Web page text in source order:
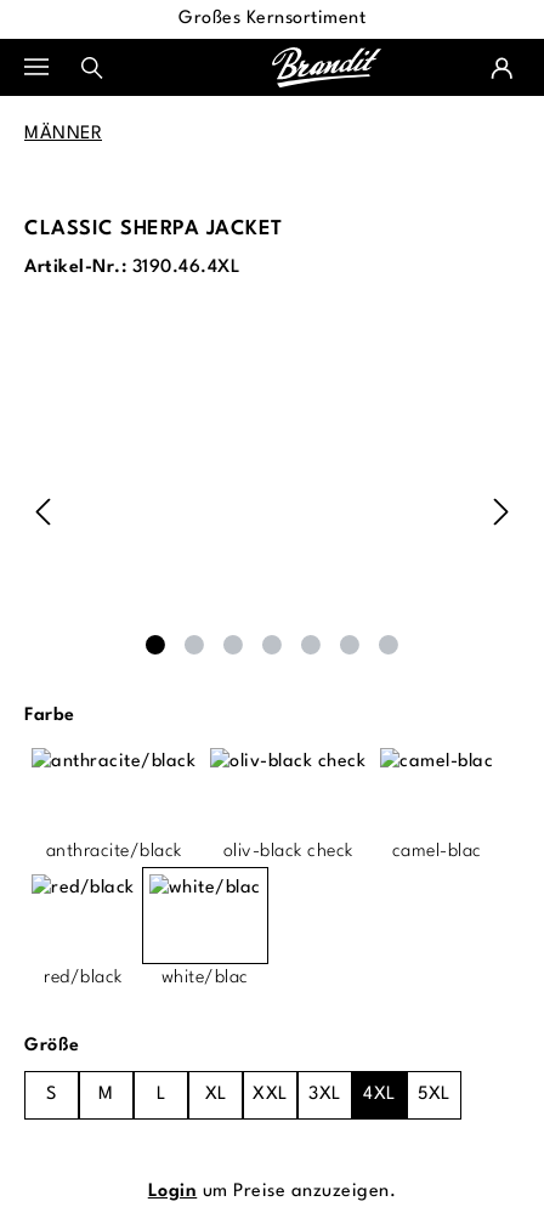
Großes Kernsortiment
MÄNNER
CLASSIC SHERPA JACKET
Artikel-Nr.: 3190.46.4XL
Farbeauswählen
anthracite/black oliv-black check camel-blac
red/black white/blac
Größeauswählen
S M L XL XXL 3XL 4XL 5XL
Login um Preise anzuzeigen.